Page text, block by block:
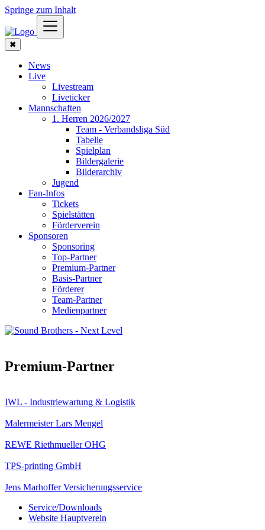
Springe zum Inhalt
✖
News
Live
Livestream
Liveticker
Mannschaften
1. Herren 2026/2027
Team - Verbandsliga Süd
Tabelle
Spielplan
Bildergalerie
Bilderarchiv
Jugend
Fan-Infos
Tickets
Spielstätten
Förderverein
Sponsoren
Sponsoring
Top-Partner
Premium-Partner
Basis-Partner
Förderer
Team-Partner
Medienpartner
Premium-Partner
IWL - Industriewartung & Logistik
Malermeister Lars Mengel
REWE Riethmueller OHG
TPS-printing GmbH
Jens Marhoffer Versicherungsservice
Service/Downloads
Website Hauptverein